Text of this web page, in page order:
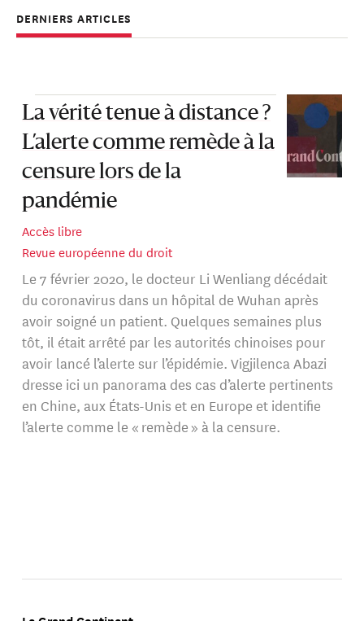
DERNIERS ARTICLES
La vérité tenue à distance ?
L’alerte comme remède à la
censure lors de la
pandémie
Accès libre
Revue européenne du droit
Le 7 février 2020, le docteur Li Wenliang décédait
du coronavirus dans un hôpital de Wuhan après
avoir soigné un patient. Quelques semaines plus
tôt, il était arrêté par les autorités chinoises pour
avoir lancé l’alerte sur l’épidémie. Vigjilenca Abazi
dresse ici un panorama des cas d’alerte pertinents
en Chine, aux États-Unis et en Europe et identifie
l’alerte comme le « remède » à la censure.